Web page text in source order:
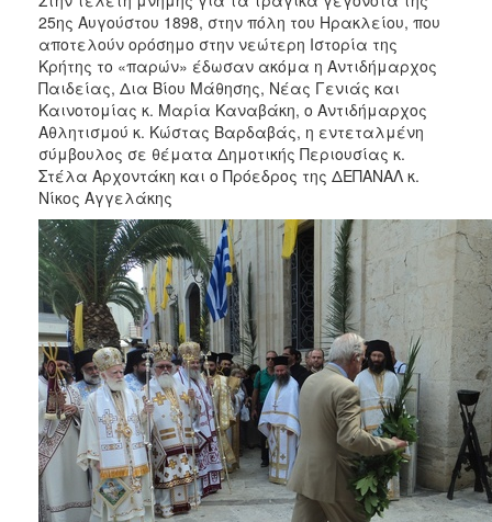
25ης Αυγούστου 1898, στην πόλη του Ηρακλείου, που
αποτελούν ορόσημο στην νεώτερη Ιστορία της
Κρήτης το «παρών» έδωσαν ακόμα η Αντιδήμαρχος
Παιδείας, Δια Βίου Μάθησης, Νέας Γενιάς και
Καινοτομίας κ. Μαρία Καναβάκη, ο Αντιδήμαρχος
Αθλητισμού κ. Κώστας Βαρδαβάς, η εντεταλμένη
σύμβουλος σε θέματα Δημοτικής Περιουσίας κ.
Στέλα Αρχοντάκη και ο Πρόεδρος της ΔΕΠΑΝΑΛ κ.
Νίκος Αγγελάκης